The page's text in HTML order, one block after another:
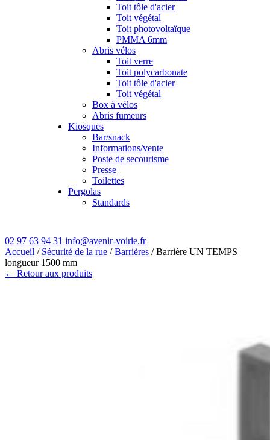
Toit tôle d'acier
Toit végétal
Toit photovoltaïque
PMMA 6mm
Abris vélos
Toit verre
Toit polycarbonate
Toit tôle d'acier
Toit végétal
Box à vélos
Abris fumeurs
Kiosques
Bar/snack
Informations/vente
Poste de secourisme
Presse
Toilettes
Pergolas
Standards
02 97 63 94 31 info@avenir-voirie.fr
Accueil / Sécurité de la rue /Barrières / Barrière UN TEMPS
longueur 1500 mm
← Retour aux produits